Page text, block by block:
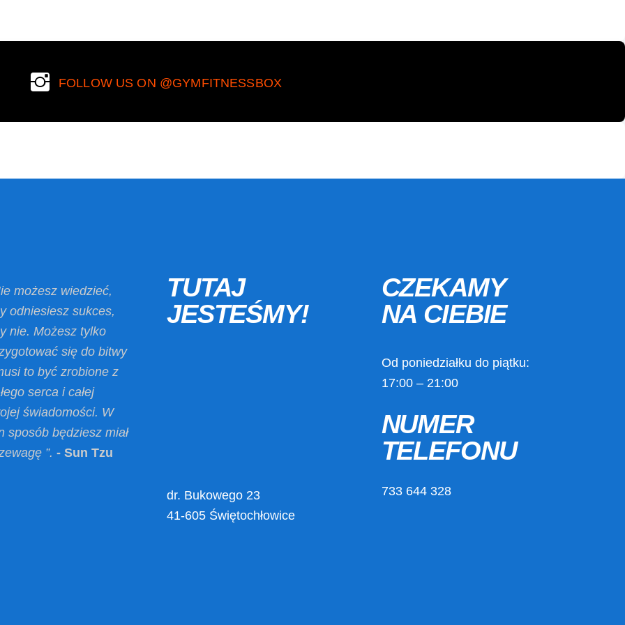
FOLLOW US ON @GYMFITNESSBOX
możesz wiedzieć,
odniesiesz sukces,
nie. Możesz tylko
się do bitwy
to być zrobione z
serca i całej
świadomości. W
sposób będziesz miał
”. - Sun Tzu
TUTAJ
JESTEŚMY!
dr. Bukowego 23
41-605 Świętochłowice
CZEKAMY
NA CIEBIE
Od poniedziałku do piątku:
17:00 – 21:00
NUMER
TELEFONU
733 644 328